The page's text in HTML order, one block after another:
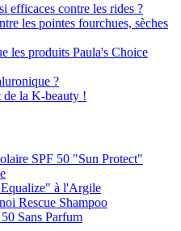
efficaces contre les rides ?
les pointes fourchues, sèches
les produits Paula's Choice
?
de la K-beauty !
SPF 50 "Sun Protect"
à l'Argile
Rescue Shampoo
Sans Parfum